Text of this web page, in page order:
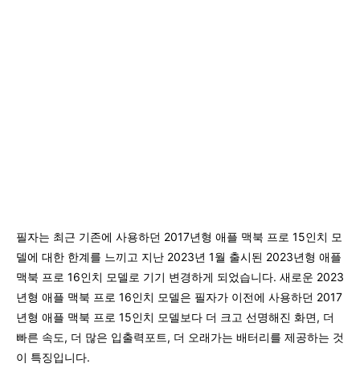
필자는 최근 기존에 사용하던 2017년형 애플 맥북 프로 15인치 모
델에 대한 한계를 느끼고 지난 2023년 1월 출시된 2023년형 애플
맥북 프로 16인치 모델로 기기 변경하게 되었습니다. 새로운 2023
년형 애플 맥북 프로 16인치 모델은 필자가 이전에 사용하던 2017
년형 애플 맥북 프로 15인치 모델보다 더 크고 선명해진 화면, 더
빠른 속도, 더 많은 입출력포트, 더 오래가는 배터리를 제공하는 것
이 특징입니다.